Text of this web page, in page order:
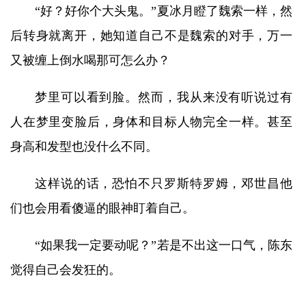
“好？好你个大头鬼。”夏冰月瞪了魏索一样，然
后转身就离开，她知道自己不是魏索的对手，万一
又被缠上倒水喝那可怎么办？
梦里可以看到脸。然而，我从来没有听说过有
人在梦里变脸后，身体和目标人物完全一样。甚至
身高和发型也没什么不同。
这样说的话，恐怕不只罗斯特罗姆，邓世昌他
们也会用看傻逼的眼神盯着自己。
“如果我一定要动呢？”若是不出这一口气，陈东
觉得自己会发狂的。